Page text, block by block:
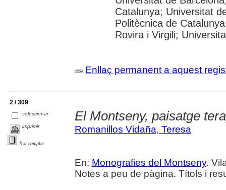
Catalunya; Universitat
Politècnica de
Rovira i Virgili;
Enllaç permanent a aquest
2 / 309
seleccionar
imprimir
Text complet
El Montseny, paisatge
Romanillos Vidaña, Teresa
En: Monografies del Montseny.
Notes a peu de pàgina. Títols i